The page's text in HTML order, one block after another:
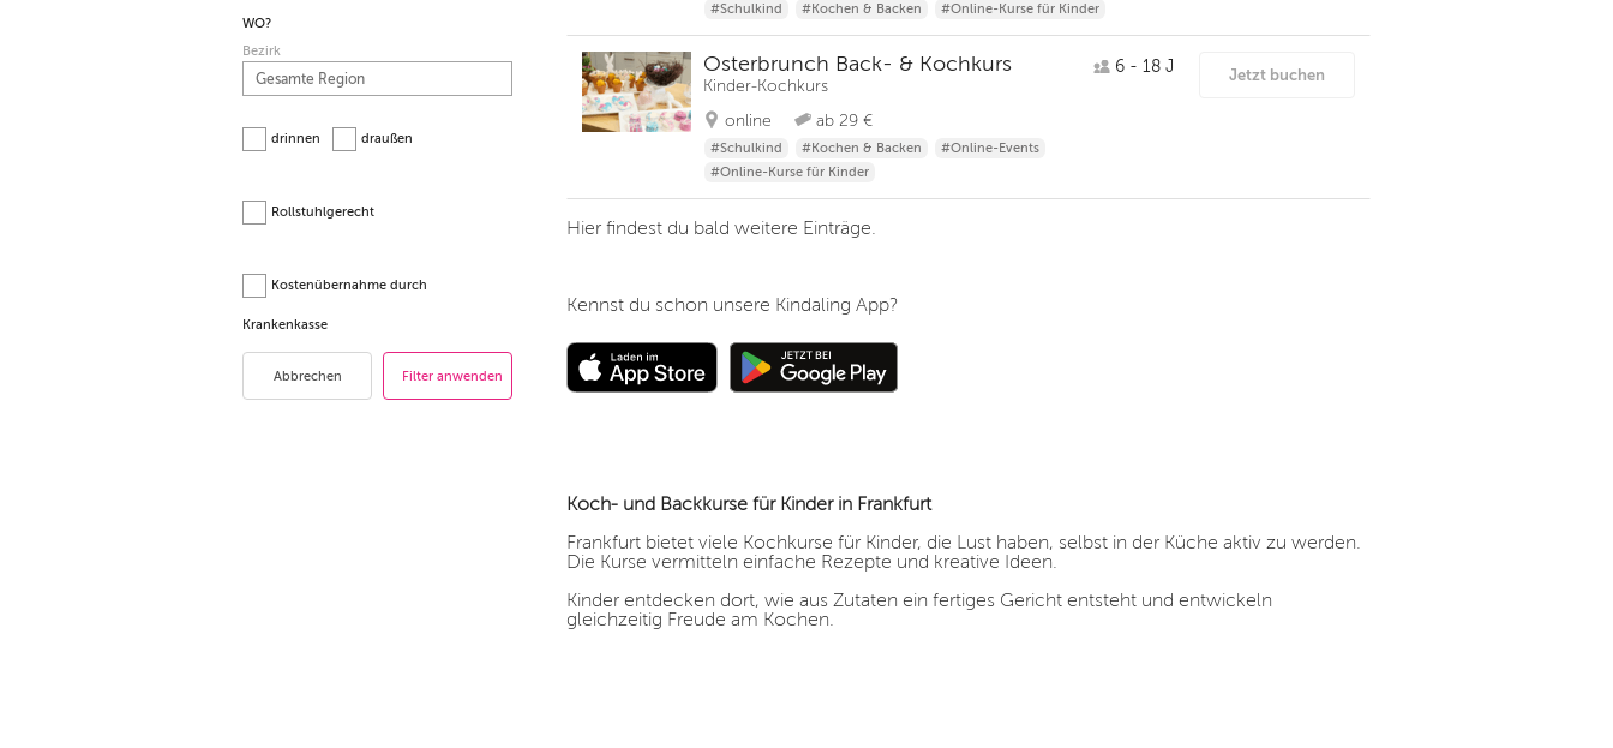
WO?
Bezirk
drinnen draußen
Rollstuhlgerecht
Kostenübernahme durch
Krankenkasse
Abbrechen
#Schulkind #Kochen & Backen #Online-Kurse für Kinder
Osterbrunch Back- & Kochkurs
Kinder-Kochkurs
online
ab 29 €
6 - 18 J
#Schulkind #Kochen & Backen
#Online-Events
#Online-Kurse für Kinder
Jetzt buchen
Hier findest du bald weitere Einträge.
Kennst du schon unsere Kindaling App?
Koch- und Backkurse für Kinder in Frankfurt
Frankfurt bietet viele Kochkurse für Kinder, die Lust haben, selbst in der Küche aktiv zu werden.
Die Kurse vermitteln einfache Rezepte und kreative Ideen.
Kinder entdecken dort, wie aus Zutaten ein fertiges Gericht entsteht und entwickeln
gleichzeitig Freude am Kochen.